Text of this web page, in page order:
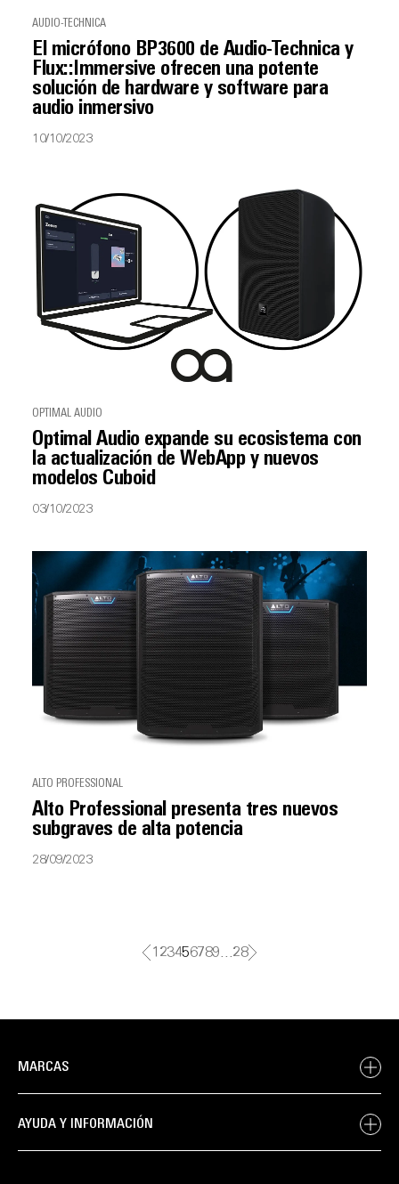
AUDIO-TECHNICA
El micrófono BP3600 de Audio-Technica y
Flux::Immersive ofrecen una potente
solución de hardware y software para
audio inmersivo
10/10/2023
OPTIMAL AUDIO
Optimal Audio expande su ecosistema con
la actualización de WebApp y nuevos
modelos Cuboid
03/10/2023
ALTO PROFESSIONAL
Alto Professional presenta tres nuevos
subgraves de alta potencia
28/09/2023
1 23456789…28
MARCAS
AYUDA Y INFORMACIÓN